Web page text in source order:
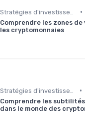
•
Comprendre les zones de
les cryptomonnaies
•
Comprendre les
dans le monde des